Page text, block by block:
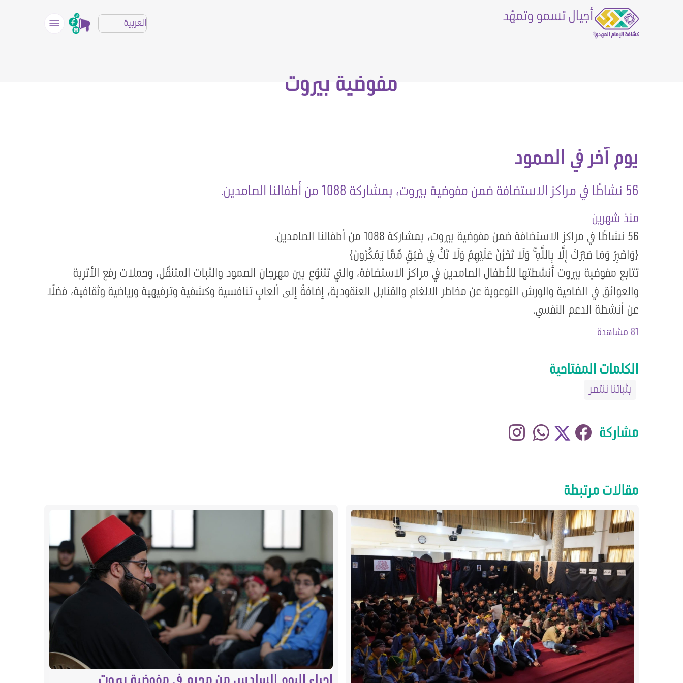
أجيال تسمو وتمهّد
مفوضية بيروت
يوم آخر في الصمود
56 نشاطًا في مراكز الاستضافة ضمن مفوضية بيروت، بمشاركة 1088 من أطفالنا الصامدين.
منذ شهرين
56 نشاطًا في مراكز الاستضافة ضمن مفوضية بيروت، بمشاركة 1088 من أطفالنا الصامدين.
﴿وَاصْبِرْ وَمَا صَبْرُكَ إِلَّا بِاللَّهِ ۚ وَلَا تَحْزَنْ عَلَيْهِمْ وَلَا تَكُ فِي ضَيْقٍ مِّمَّا يَمْكُرُونَ﴾
تتابع مفوضية بيروت أنشطتها للأطفال الصامدين في مراكز الاستضافة، والتي تتنوّع بين مهرجان الصمود والثبات المتنقّل، وحملات رفع الأتربة
والعوائق في الضاحية والورش التوعوية عن مخاطر الالغام والقنابل العنقودية، إضافةً إلى ألعابٍ تنافسية وكشفية وترفيهية ورياضية وثقافية، فضلًا
عن أنشطة الدعم النفسي.
81 مشاهدة
الكلمات المفتاحية
بثباتنا ننتصر
مشاركة
مقالات مرتبطة
إحياء اليوم السادس من محرم في مفوضية بيروت